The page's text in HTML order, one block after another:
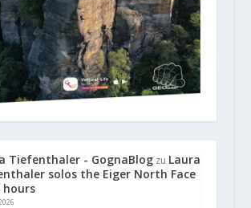
Tiefenthaler - GognaBlogzu Laura
solos the Eiger North Face
hours